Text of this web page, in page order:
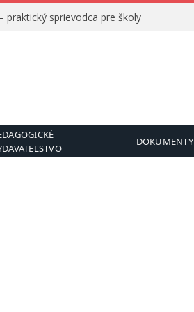
praktický sprievodca pre školy
DOKUMENTY